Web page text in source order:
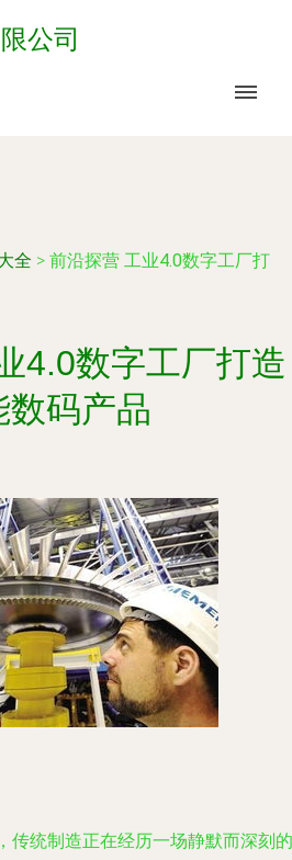
公司
全 > 前沿探营 工业4.0数字工厂打
4.0数字工厂打造
数码产品
传统制造正在经历一场静默而深刻的